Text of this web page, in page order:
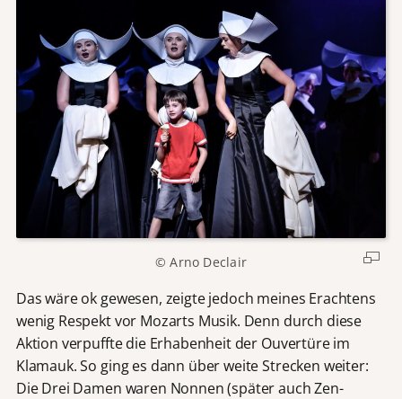
© Arno Declair
Das wäre ok gewesen, zeigte jedoch meines Erachtens
wenig Respekt vor Mozarts Musik. Denn durch diese
Aktion verpuffte die Erhabenheit der Ouvertüre im
Klamauk. So ging es dann über weite Strecken weiter:
Die Drei Damen waren Nonnen (später auch Zen-